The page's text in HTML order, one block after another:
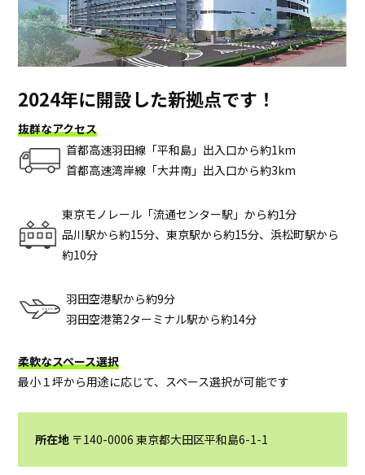
2024年に開設した新拠点です！
抜群なアクセス
首都高速羽田線「平和島」出入口から約1km
首都高速湾岸線「大井南」出入口から約3km
東京モノレール「流通センター駅」から約1分
品川駅から約15分、東京駅から約15分、浜松町駅から
約10分
羽田空港駅から約9分
羽田空港第2ターミナル駅から約14分
柔軟なスペース選択
最小１坪から用途に応じて、スペース選択が可能です
所在地 〒140-0006 東京都大田区平和島6-1-1